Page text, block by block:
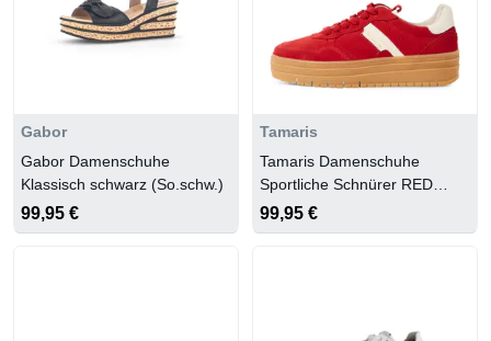
Gabor
Gabor Damenschuhe
Klassisch schwarz (So.schw.)
99,95 €
Tamaris
Tamaris Damenschuhe
Sportliche Schnürer RED
COMB
99,95 €